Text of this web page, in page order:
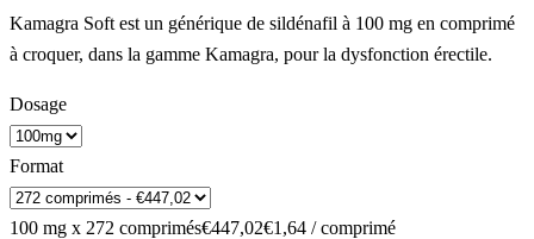
Kamagra Soft est un générique de sildénafil à 100 mg en comprimé
à croquer, dans la gamme Kamagra, pour la dysfonction érectile.
Dosage
Format
100 mg x 272 comprimés€447,02€1,64 / comprimé